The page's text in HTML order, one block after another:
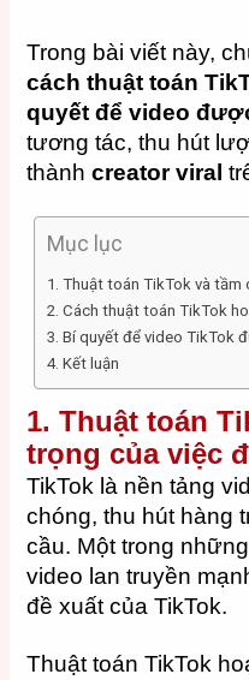
Trong bài viết này,
cách thuật toán
quyết để video
tương tác, thu hút
thànhcreator viral
Mục lục
1. Thuật toán TikTok và
2. Cách thuật toán TikTok
3. Bí quyết để video TikTok
4. Kết luận
1.Thuật toán
trọng của việc
TikTok là nền tảng
chóng, thu hút hàng
cầu. Một trong
video lan truyền
đề xuất của TikTok.
Thuật toán TikTok